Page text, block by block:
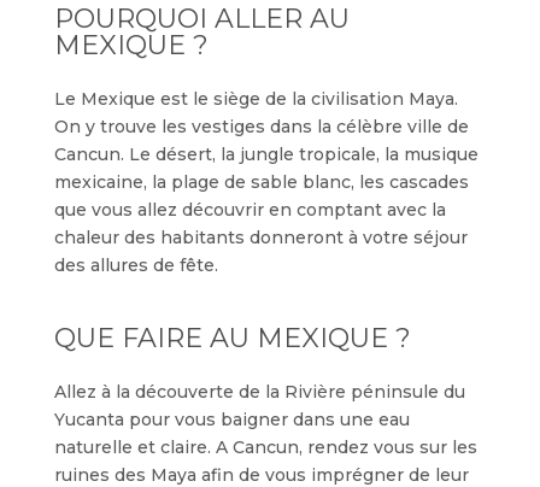
POURQUOI ALLER AU
MEXIQUE ?
Le Mexique est le siège de la civilisation Maya.
On y trouve les vestiges dans la célèbre ville de
Cancun. Le désert, la jungle tropicale, la musique
mexicaine, la plage de sable blanc, les cascades
que vous allez découvrir en comptant avec la
chaleur des habitants donneront à votre séjour
des allures de fête.
QUE FAIRE AU MEXIQUE ?
Allez à la découverte de la Rivière péninsule du
Yucanta pour vous baigner dans une eau
naturelle et claire. A Cancun, rendez vous sur les
ruines des Maya afin de vous imprégner de leur